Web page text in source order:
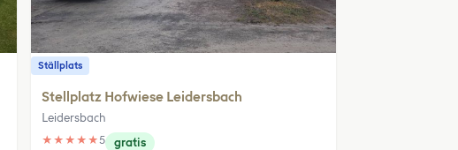
Ställplats
Stellplatz Hofwiese Leidersbach
Leidersbach
★ ★ ★ ★ ★5 gratis